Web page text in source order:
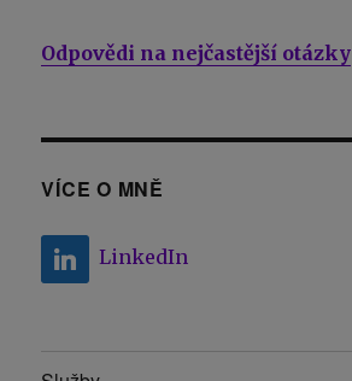
Odpovědi na nejčastější otázky
VÍCE O MNĚ
LinkedIn